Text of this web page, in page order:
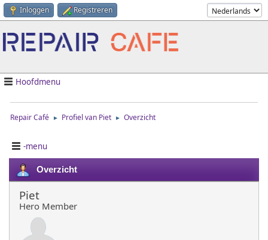
Inloggen Registreren
Hoofdmenu
Repair Café ► Profiel van Piet ► Overzicht
-menu
Overzicht
Piet
Hero Member